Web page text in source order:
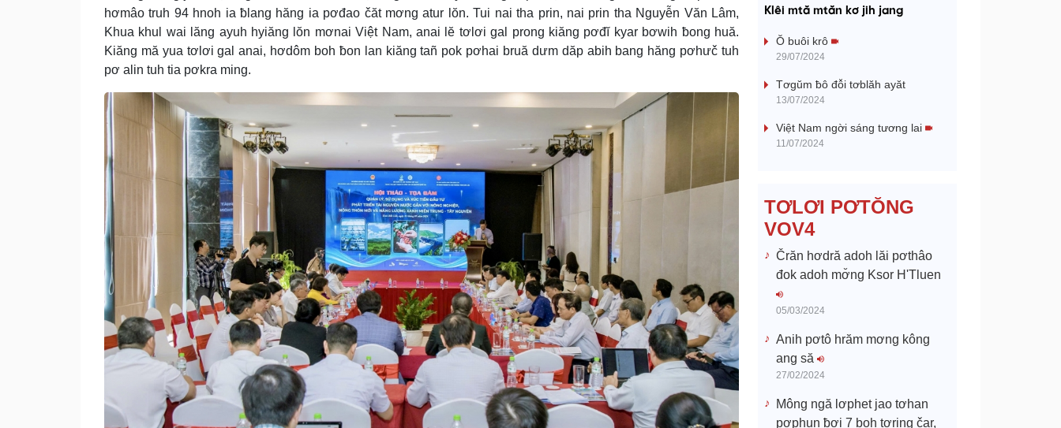
hơmâo truh 94 hnoh ia ƀlang hăng ia pơđao čăt mơng atur lŏn. Tui nai tha prin, nai prin tha Nguyễn Văn Lâm,
Khua khul wai lăng ayuh hyiăng lŏn mơnai Việt Nam, anai lĕ tơlơi gal prong kiăng pơđĭ kyar bơwih ƀong huă.
Kiăng mă yua tơlơi gal anai, hơdôm boh ƀon lan kiăng tañ pok pơhai bruă dưm dăp abih bang hăng pơhưč tuh
pơ alin tuh tia pơkra ming.
a
V
o
Klêi mtă mtăn kơ jih jang
Ŏ buôi krô
29/07/2024
Tơgŭm ƀô đô̆i tơblăh ayăt
13/07/2024
Việt Nam ngời sáng tương lai
11/07/2024
TƠLƠI PƠTŎNG
VOV4
Črăn hơdră adoh lăi pơthâo
đok adoh mơ̆ng Ksor H'Tluen
05/03/2024
Anih pơtô hrăm mơng kông
ang să
27/02/2024
Mông ngă lơphet jao tơhan
pơphun ƀơi 7 boh tơring čar,